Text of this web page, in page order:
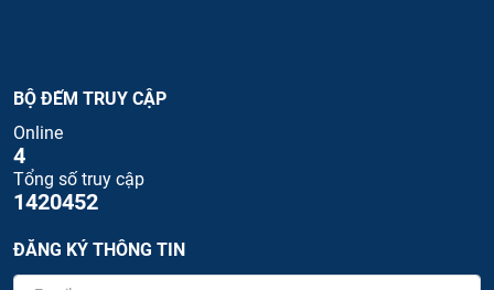
BỘ ĐẾM TRUY CẬP
Online
4
Tổng số truy cập
1420452
ĐĂNG KÝ THÔNG TIN